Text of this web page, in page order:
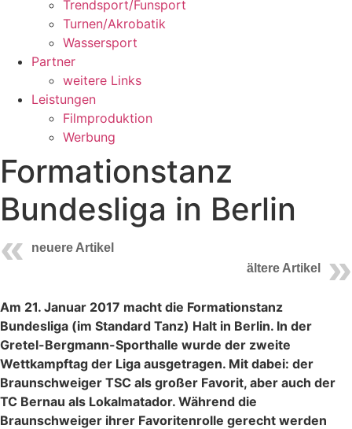
Trendsport/Funsport
Turnen/Akrobatik
Wassersport
Partner
weitere Links
Leistungen
Filmproduktion
Werbung
Formationstanz
Bundesliga in Berlin
neuere Artikel
ältere Artikel
Am 21. Januar 2017 macht die Formationstanz
Bundesliga (im Standard Tanz) Halt in Berlin. In der
Gretel-Bergmann-Sporthalle wurde der zweite
Wettkampftag der Liga ausgetragen. Mit dabei: der
Braunschweiger TSC als großer Favorit, aber auch der
TC Bernau als Lokalmatador. Während die
Braunschweiger ihrer Favoritenrolle gerecht werden